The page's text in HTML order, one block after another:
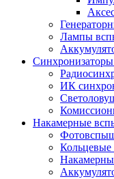
Лампы
ИК
Накамерные